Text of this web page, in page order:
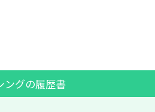
ングの履歴書